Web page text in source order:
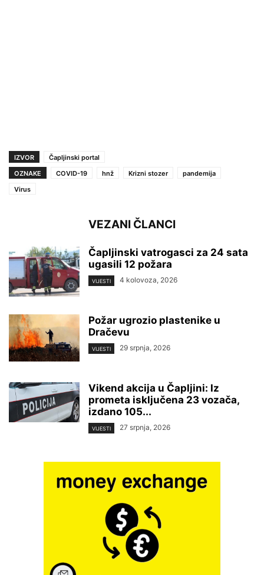
IZVOR
Čapljinski portal
OZNAKE
COVID-19 hnž Krizni stozer
pandemija
Virus
VEZANI ČLANCI
Čapljinski vatrogasci za 24 sata
ugasili 12 požara
VIJESTI 4 kolovoza, 2026
Požar ugrozio plastenike u
Dračevu
VIJESTI 29 srpnja, 2026
Vikend akcija u Čapljini: Iz
prometa isključena 23 vozača,
izdano 105...
VIJESTI 27 srpnja, 2026